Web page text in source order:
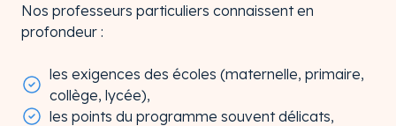
Nos professeurs particuliers connaissent en
profondeur :
les exigences des écoles (maternelle, primaire,
collège, lycée),
les points du programme souvent délicats,